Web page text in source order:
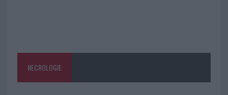
NECROLOGIE